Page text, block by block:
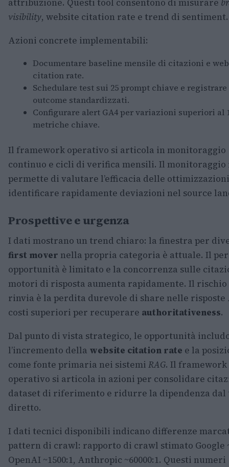
visibility, website citation rate e trend di sentiment.
Azioni concrete implementabili:
Documentare baseline mensile di citazioni e
citation rate.
Schedulare test sui 25 prompt chiave e registrare
outcome standardizzati.
Configurare alert GA4 per variazioni superiori al
metriche chiave.
Il framework operativo si articola in monitoraggio
continuo e cicli di verifica mensili. Il monitoraggio
permette di valutare l’efficacia delle
identificare rapidamente deviazioni nel source
Prospettive e urgenza
I dati mostrano un trend chiaro: la finestra per
first mover nella propria categoria è attuale. Il
opportunità è limitato e la concorrenza sulle
motori di risposta aumenta rapidamente. Il
rinvia è la perdita durevole di share nelle risposte
costi superiori per recuperare authoritativeness.
Dal punto di vista strategico, le opportunità
l’incremento della website citation rate e la
come fonte primaria nei sistemi RAG. Il framework
operativo si articola in azioni per consolidare
dataset di riferimento e ridurre la dipendenza
diretto.
I dati tecnici disponibili indicano differenze
pattern di crawl: rapporto di crawl stimato Google
OpenAI ~1500:1, Anthropic ~60000:1. Questi numeri